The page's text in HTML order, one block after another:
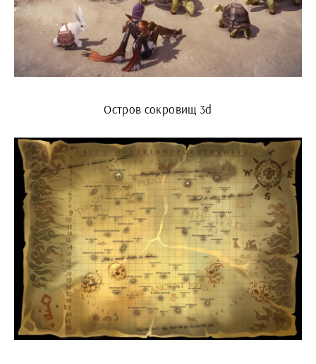
Остров сокровищ 3d